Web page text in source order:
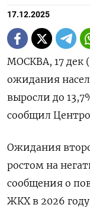
17.12.2025
МОСКВА, 17 дек
ожидания
выросли до
сообщил
Ожидания
ростом на
сообщения о
ЖКХ в 2026